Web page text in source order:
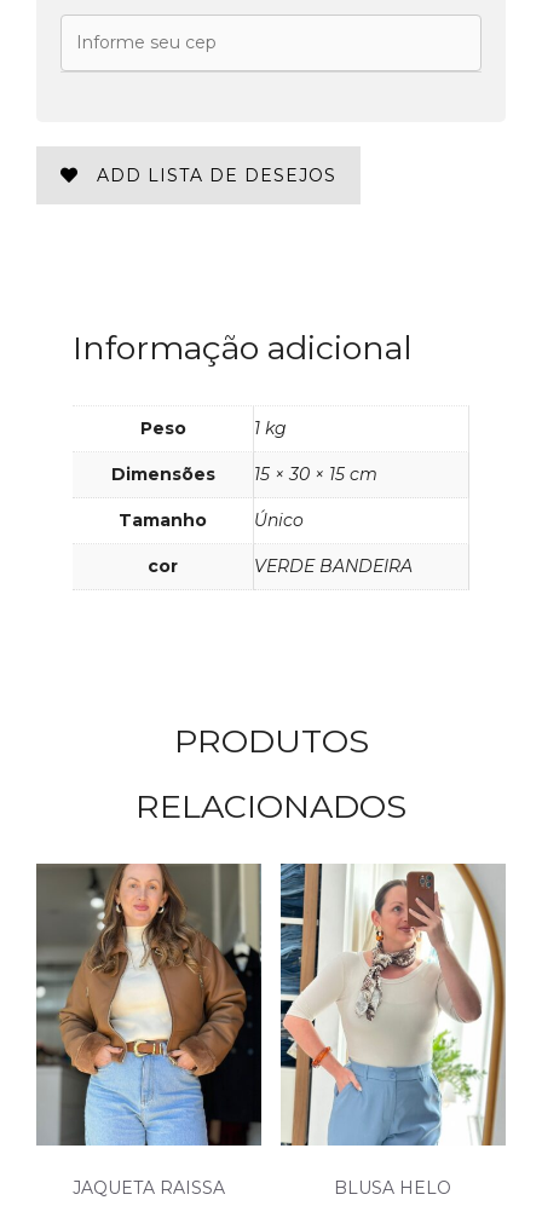
ADD LISTA DE DESEJOS
Informação adicional
Peso 1 kg
Dimensões 15 × 30 × 15 cm
Tamanho Único
cor VERDE BANDEIRA
PRODUTOS
RELACIONADOS
JAQUETA RAISSA BLUSA HELO